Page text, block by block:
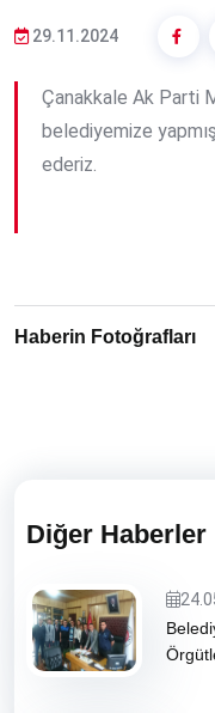
29.11.2024
Çanakkale Ak Parti
belediyemize
ederiz.
Haberin Fotoğrafları
Diğer Haberler